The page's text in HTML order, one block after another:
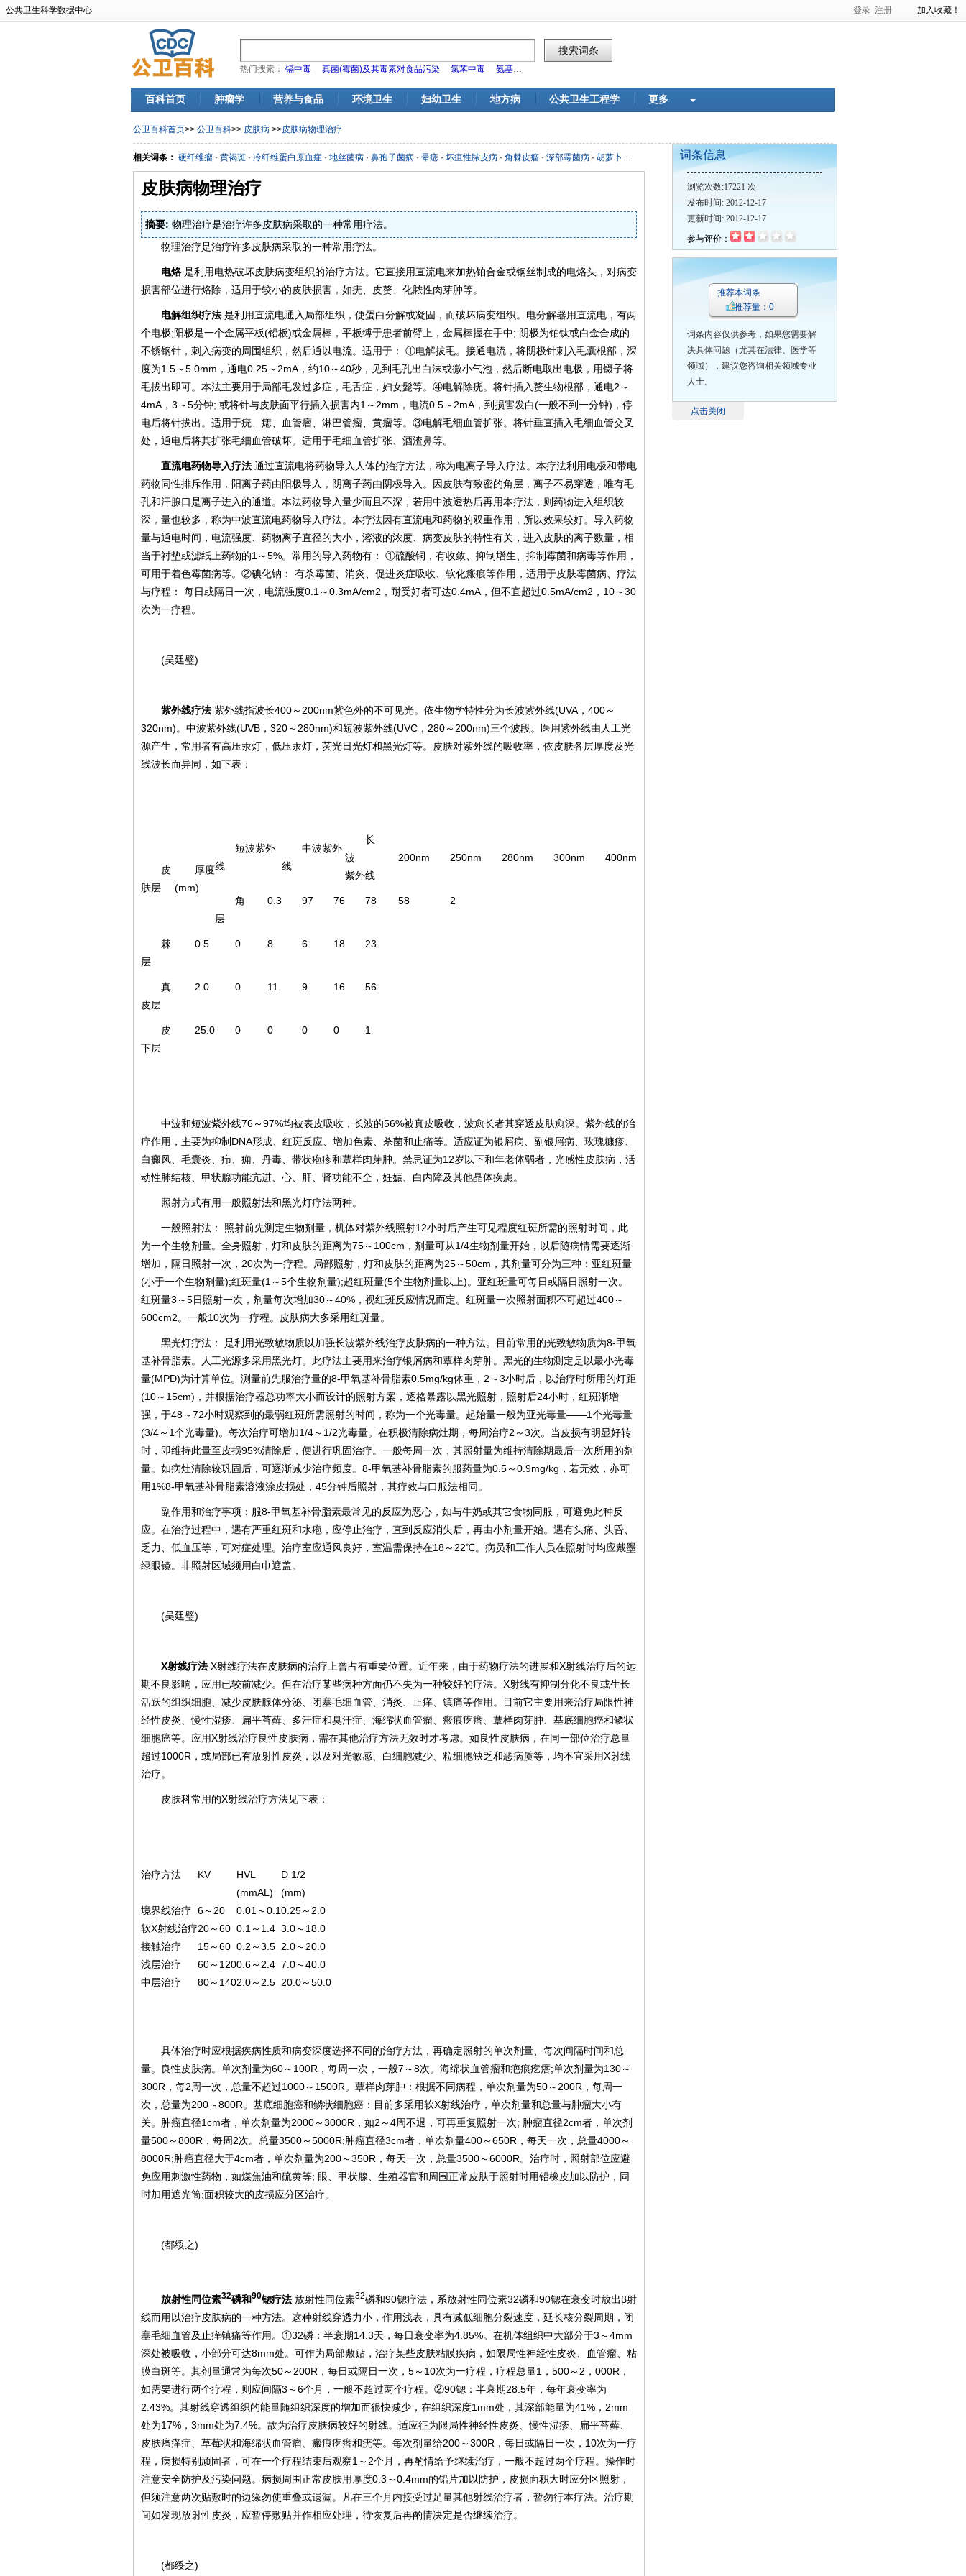
公共卫生科学数据中心 登录 注册 加入收藏！
热门搜索： 镉中毒 真菌(霉菌)及其毒素对食品污染 氯苯中毒 氨基甲酸酯类杀虫剂对食品污染
百科首页 肿瘤学 营养与食品 环境卫生 妇幼卫生 地方病 公共卫生工程学 更多
公卫百科首页>> 公卫百科>> 皮肤病 >>皮肤病物理治疗
相关词条： 硬纤维瘤 · 黄褐斑 · 冷纤维蛋白原血症 · 地丝菌病 · 鼻孢子菌病 · 晕痣 · 坏疽性脓皮病 · 角棘皮瘤 · 深部霉菌病 · 胡萝卜素性黄皮病
皮肤病物理治疗
摘要: 物理治疗是治疗许多皮肤病采取的一种常用疗法。
物理治疗是治疗许多皮肤病采取的一种常用疗法。
电烙是利用电热破坏皮肤病变组织的治疗方法。它直接用直流电来加热铂合金或钢丝制成的电烙头，对病变
损害部位进行烙除，适用于较小的皮肤损害，如疣、皮赘、化脓性肉芽肿等。
电解组织疗法 是利用直流电通入局部组织，使蛋白分解或凝固，而破坏病变组织。电分解器用直流电，有两
个电极;阳极是一个金属平板(铅板)或金属棒，平板缚于患者前臂上，金属棒握在手中; 阴极为铂钛或白金合成的
不锈钢针，刺入病变的周围组织，然后通以电流。适用于： ①电解拔毛。接通电流，将阴极针刺入毛囊根部，深
度为1.5～5.0mm，通电0.25～2mA，约10～40秒，见到毛孔出白沫或微小气泡，然后断电取出电极，用镊子将
毛拔出即可。本法主要用于局部毛发过多症，毛舌症，妇女髭等。④电解除疣。将针插入赘生物根部，通电2～
4mA，3～5分钟; 或将针与皮肤面平行插入损害内1～2mm，电流0.5～2mA，到损害发白(一般不到一分钟)，停
电后将针拔出。适用于疣、痣、血管瘤、淋巴管瘤、黄瘤等。③电解毛细血管扩张。将针垂直插入毛细血管交叉
处，通电后将其扩张毛细血管破坏。适用于毛细血管扩张、酒渣鼻等。
直流电药物导入疗法 通过直流电将药物导入人体的治疗方法，称为电离子导入疗法。本疗法利用电极和带电
药物同性排斥作用，阳离子药由阳极导入，阴离子药由阴极导入。因皮肤有致密的角层，离子不易穿透，唯有毛
孔和汗腺口是离子进入的通道。本法药物导入量少而且不深，若用中波透热后再用本疗法，则药物进入组织较
深，量也较多，称为中波直流电药物导入疗法。本疗法因有直流电和药物的双重作用，所以效果较好。导入药物
量与通电时间，电流强度、药物离子直径的大小，溶液的浓度、病变皮肤的特性有关，进入皮肤的离子数量，相
当于衬垫或滤纸上药物的1～5%。常用的导入药物有： ①硫酸铜，有收敛、抑制增生、抑制霉菌和病毒等作用，
可用于着色霉菌病等。②碘化钠： 有杀霉菌、消炎、促进炎症吸收、软化瘢痕等作用，适用于皮肤霉菌病、疗法
与疗程： 每日或隔日一次，电流强度0.1～0.3mA/cm2，耐受好者可达0.4mA，但不宜超过0.5mA/cm2，10～30
次为一疗程。
(吴廷璧)
紫外线疗法 紫外线指波长400～200nm紫色外的不可见光。依生物学特性分为长波紫外线(UVA，400～
320nm)。中波紫外线(UVB，320～280nm)和短波紫外线(UVC，280～200nm)三个波段。医用紫外线由人工光
源产生，常用者有高压汞灯，低压汞灯，荧光日光灯和黑光灯等。皮肤对紫外线的吸收率，依皮肤各层厚度及光
线波长而异同，如下表：
皮
肤层
厚度
(mm)
短波紫外
线
中波紫外
线
长
波
紫外线
200nm 250nm 280nm 300nm 400nm
角
层
0.3 97 76 78 58 2
棘
层
0.5 0 8 6 18 23
真
皮层
2.0 0 11 9 16 56
皮
下层
25.0 0 0 0 0 1
中波和短波紫外线76～97%均被表皮吸收，长波的56%被真皮吸收，波愈长者其穿透皮肤愈深。紫外线的治
疗作用，主要为抑制DNA形成、红斑反应、增加色素、杀菌和止痛等。适应证为银屑病、副银屑病、玫瑰糠疹、
白癜风、毛囊炎、疖、痈、丹毒、带状疱疹和蕈样肉芽肿。禁忌证为12岁以下和年老体弱者，光感性皮肤病，活
动性肺结核、甲状腺功能亢进、心、肝、肾功能不全，妊娠、白内障及其他晶体疾患。
照射方式有用一般照射法和黑光灯疗法两种。
一般照射法： 照射前先测定生物剂量，机体对紫外线照射12小时后产生可见程度红斑所需的照射时间，此
为一个生物剂量。全身照射，灯和皮肤的距离为75～100cm，剂量可从1/4生物剂量开始，以后随病情需要逐渐
增加，隔日照射一次，20次为一疗程。局部照射，灯和皮肤的距离为25～50cm，其剂量可分为三种：亚红斑量
(小于一个生物剂量);红斑量(1～5个生物剂量);超红斑量(5个生物剂量以上)。亚红斑量可每日或隔日照射一次。
红斑量3～5日照射一次，剂量每次增加30～40%，视红斑反应情况而定。红斑量一次照射面积不可超过400～
600cm2。一般10次为一疗程。皮肤病大多采用红斑量。
黑光灯疗法： 是利用光致敏物质以加强长波紫外线治疗皮肤病的一种方法。目前常用的光致敏物质为8-甲氧
基补骨脂素。人工光源多采用黑光灯。此疗法主要用来治疗银屑病和蕈样肉芽肿。黑光的生物测定是以最小光毒
量(MPD)为计算单位。测量前先服治疗量的8-甲氧基补骨脂素0.5mg/kg体重，2～3小时后，以治疗时所用的灯距
(10～15cm)，并根据治疗器总功率大小而设计的照射方案，逐格暴露以黑光照射，照射后24小时，红斑渐增
强，于48～72小时观察到的最弱红斑所需照射的时间，称为一个光毒量。起始量一般为亚光毒量——1个光毒量
(3/4～1个光毒量)。每次治疗可增加1/4～1/2光毒量。在积极清除病灶期，每周治疗2～3次。当皮损有明显好转
时，即维持此量至皮损95%清除后，便进行巩固治疗。一般每周一次，其照射量为维持清除期最后一次所用的剂
量。如病灶清除较巩固后，可逐渐减少治疗频度。8-甲氧基补骨脂素的服药量为0.5～0.9mg/kg，若无效，亦可
用1%8-甲氧基补骨脂素溶液涂皮损处，45分钟后照射，其疗效与口服法相同。
副作用和治疗事项：服8-甲氧基补骨脂素最常见的反应为恶心，如与牛奶或其它食物同服，可避免此种反
应。在治疗过程中，遇有严重红斑和水疱，应停止治疗，直到反应消失后，再由小剂量开始。遇有头痛、头昏、
乏力、低血压等，可对症处理。治疗室应通风良好，室温需保持在18～22℃。病员和工作人员在照射时均应戴墨
绿眼镜。非照射区域须用白巾遮盖。
(吴廷璧)
X射线疗法 X射线疗法在皮肤病的治疗上曾占有重要位置。近年来，由于药物疗法的进展和X射线治疗后的远
期不良影响，应用已较前减少。但在治疗某些病种方面仍不失为一种较好的疗法。X射线有抑制分化不良或生长
活跃的组织细胞、减少皮肤腺体分泌、闭塞毛细血管、消炎、止痒、镇痛等作用。目前它主要用来治疗局限性神
经性皮炎、慢性湿疹、扁平苔藓、多汗症和臭汗症、海绵状血管瘤、瘢痕疙瘩、蕈样肉芽肿、基底细胞癌和鳞状
细胞癌等。应用X射线治疗良性皮肤病，需在其他治疗方法无效时才考虑。如良性皮肤病，在同一部位治疗总量
超过1000R，或局部已有放射性皮炎，以及对光敏感、白细胞减少、粒细胞缺乏和恶病质等，均不宜采用X射线
治疗。
皮肤科常用的X射线治疗方法见下表：
治疗方法 KV
HVL
(mmAL)
D 1/2
(mm)
境界线治疗
6～20 0.01～0.10.25～2.0
软X射线治疗20～60 0.1～1.4 3.0～18.0
接触治疗
15～60 0.2～3.5 2.0～20.0
浅层治疗
60～1200.6～2.4 7.0～40.0
中层治疗
80～1402.0～2.5 20.0～50.0
具体治疗时应根据疾病性质和病变深度选择不同的治疗方法，再确定照射的单次剂量、每次间隔时间和总
量。良性皮肤病。单次剂量为60～100R，每周一次，一般7～8次。海绵状血管瘤和疤痕疙瘩;单次剂量为130～
300R，每2周一次，总量不超过1000～1500R。蕈样肉芽肿：根据不同病程，单次剂量为50～200R，每周一
次，总量为200～800R。基底细胞癌和鳞状细胞癌：目前多采用软X射线治疗，单次剂量和总量与肿瘤大小有
关。肿瘤直径1cm者，单次剂量为2000～3000R，如2～4周不退，可再重复照射一次; 肿瘤直径2cm者，单次剂
量500～800R，每周2次。总量3500～5000R;肿瘤直径3cm者，单次剂量400～650R，每天一次，总量4000～
8000R;肿瘤直径大于4cm者，单次剂量为200～350R，每天一次，总量3500～6000R。治疗时，照射部位应避
免应用刺激性药物，如煤焦油和硫黄等; 眼、甲状腺、生殖器官和周围正常皮肤于照射时用铅橡皮加以防护，同
时加用遮光筒;面积较大的皮损应分区治疗。
(都绥之)
放射性同位素32磷和90锶疗法 放射性同位素32磷和90锶疗法，系放射性同位素32磷和90锶在衰变时放出β射
线而用以治疗皮肤病的一种方法。这种射线穿透力小，作用浅表，具有减低细胞分裂速度，延长核分裂周期，闭
塞毛细血管及止痒镇痛等作用。①32磷：半衰期14.3天，每日衰变率为4.85%。在机体组织中大部分于3～4mm
深处被吸收，小部分可达8mm处。可作为局部敷贴，治疗某些皮肤粘膜疾病，如限局性神经性皮炎、血管瘤、粘
膜白斑等。其剂量通常为每次50～200R，每日或隔日一次，5～10次为一疗程，疗程总量1，500～2，000R，
如需要进行两个疗程，则应间隔3～6个月，一般不超过两个疗程。②90锶：半衰期28.5年，每年衰变率为
2.43%。其射线穿透组织的能量随组织深度的增加而很快减少，在组织深度1mm处，其深部能量为41%，2mm
处为17%，3mm处为7.4%。故为治疗皮肤病较好的射线。适应征为限局性神经性皮炎、慢性湿疹、扁平苔藓、
皮肤瘙痒症、草莓状和海绵状血管瘤、瘢痕疙瘩和疣等。每次剂量给200～300R，每日或隔日一次，10次为一疗
程，病损特别顽固者，可在一个疗程结束后观察1～2个月，再酌情给予继续治疗，一般不超过两个疗程。操作时
注意安全防护及污染问题。病损周围正常皮肤用厚度0.3～0.4mm的铅片加以防护，皮损面积大时应分区照射，
但须注意两次贴敷时的边缘勿使重叠或遗漏。凡在三个月内接受过足量其他射线治疗者，暂勿行本疗法。治疗期
间如发现放射性皮炎，应暂停敷贴并作相应处理，待恢复后再酌情决定是否继续治疗。
(都绥之)
词条信息
浏览次数:17221 次
发布时间: 2012-12-17
更新时间: 2012-12-17
参与评价：
推荐本词条
推荐量：0
词条内容仅供参考，如果您需要解
决具体问题（尤其在法律、医学等
领域），建议您咨询相关领域专业
人士。
点击关闭